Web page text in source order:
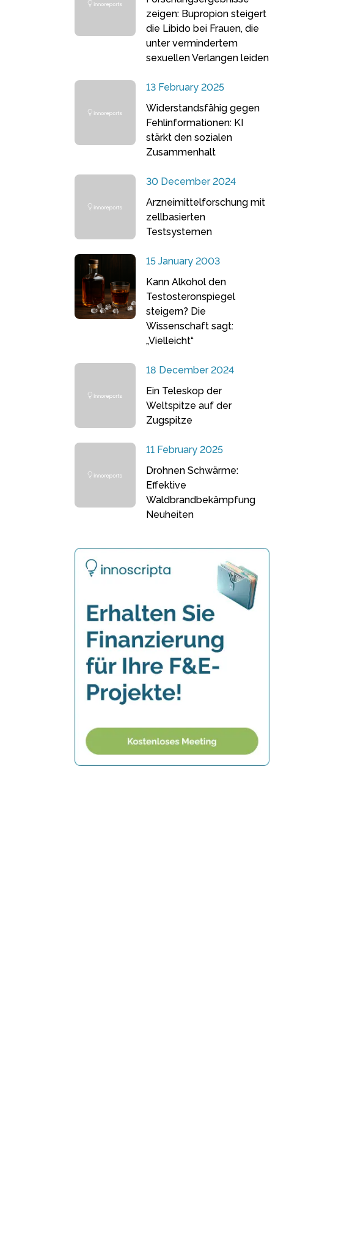
zeigen: Bupropion steigert
die Libido bei Frauen, die
unter vermindertem
sexuellen Verlangen leiden
13 February 2025
Widerstandsfähig gegen
Fehlinformationen: KI
stärkt den sozialen
Zusammenhalt
30 December 2024
Arzneimittelforschung mit
zellbasierten
Testsystemen
15 January 2003
Kann Alkohol den
Testosteronspiegel
steigern? Die
Wissenschaft sagt:
„Vielleicht“
18 December 2024
Ein Teleskop der
Weltspitze auf der
Zugspitze
11 February 2025
Drohnen Schwärme:
Effektive
Waldbrandbekämpfung
Neuheiten